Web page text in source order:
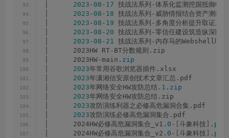
2023 - 08 - 17 技战法系列-体系化监测挖掘抵御
2023 - 08 - 18 技战法系列-威胁情报结合资产测绘
2023 - 08 - 19 技战法系列-多角度分析提升取证反
2023 - 08 - 20 技战法系列-零信任建设筑造纵深防
2023 - 08 - 21 技战法系列-内存马的Webshell联
│      2023HW RT-BT分数规则.zip
│      2023HW-main. zip
2023年常用谷歌浏览器插件.xlsx
2023年潇湘信安原创技术文章汇总.pdf
2023年网络安全HW攻防总结 .1 . zip
2023年网络安全HW攻防总结.zip
2023攻防演练利器之必修高危漏洞合集.pdf
2023攻防演练必修高危漏洞集合.pdf
│      2024HW必修高危漏洞集合_v1. 0 - 斗象科技 . pdf
│      2024HW必修高危漏洞集合_v2. 0 - 斗象科技 . pdf